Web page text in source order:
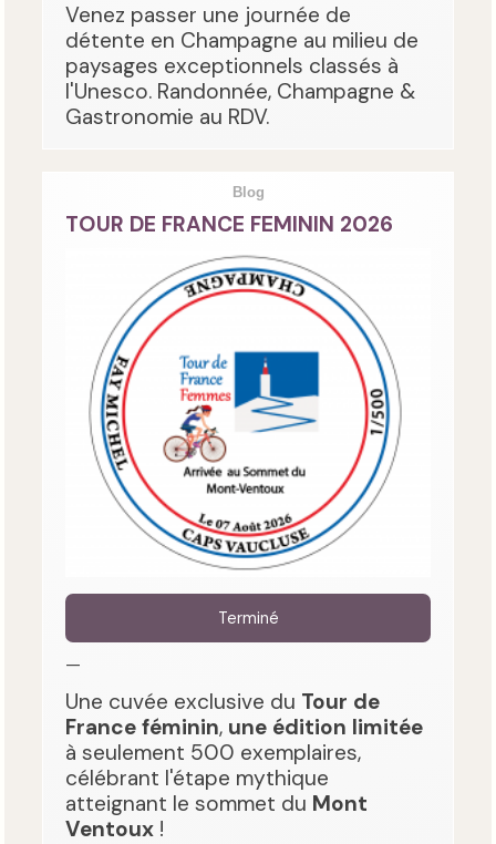
Venez passer une journée de
détente en Champagne au milieu de
paysages exceptionnels classés à
l'Unesco. Randonnée, Champagne &
Gastronomie au RDV.
Blog
TOUR DE FRANCE FEMININ 2026
Terminé
—
Une cuvée exclusive du Tour de
France féminin, une édition limitée
à seulement 500 exemplaires,
célébrant l'étape mythique
atteignant le sommet du Mont
Ventoux !